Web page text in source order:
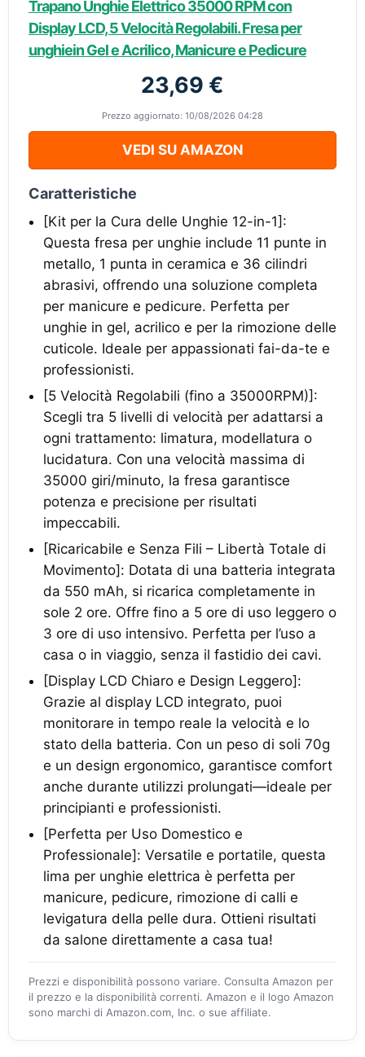
Trapano Unghie Elettrico 35000 RPM con
Display LCD, 5 Velocità Regolabili. Fresa per
unghiein Gel e Acrilico, Manicure e Pedicure
23,69 €
Prezzo aggiornato: 10/08/2026 04:28
VEDI SU AMAZON
Caratteristiche
[Kit per la Cura delle Unghie 12-in-1]:
Questa fresa per unghie include 11 punte in
metallo, 1 punta in ceramica e 36 cilindri
abrasivi, offrendo una soluzione completa
per manicure e pedicure. Perfetta per
unghie in gel, acrilico e per la rimozione delle
cuticole. Ideale per appassionati fai-da-te e
professionisti.
[5 Velocità Regolabili (fino a 35000RPM)]:
Scegli tra 5 livelli di velocità per adattarsi a
ogni trattamento: limatura, modellatura o
lucidatura. Con una velocità massima di
35000 giri/minuto, la fresa garantisce
potenza e precisione per risultati
impeccabili.
[Ricaricabile e Senza Fili – Libertà Totale di
Movimento]: Dotata di una batteria integrata
da 550 mAh, si ricarica completamente in
sole 2 ore. Offre fino a 5 ore di uso leggero o
3 ore di uso intensivo. Perfetta per l’uso a
casa o in viaggio, senza il fastidio dei cavi.
[Display LCD Chiaro e Design Leggero]:
Grazie al display LCD integrato, puoi
monitorare in tempo reale la velocità e lo
stato della batteria. Con un peso di soli 70g
e un design ergonomico, garantisce comfort
anche durante utilizzi prolungati—ideale per
principianti e professionisti.
[Perfetta per Uso Domestico e
Professionale]: Versatile e portatile, questa
lima per unghie elettrica è perfetta per
manicure, pedicure, rimozione di calli e
levigatura della pelle dura. Ottieni risultati
da salone direttamente a casa tua!
Prezzi e disponibilità possono variare. Consulta Amazon per
il prezzo e la disponibilità correnti. Amazon e il logo Amazon
sono marchi di Amazon.com, Inc. o sue affiliate.